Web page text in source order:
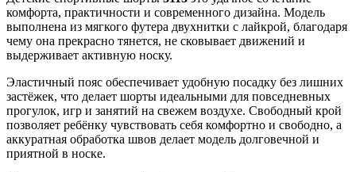
комфорта, практичности и современного дизайна. Модель
выполнена из мягкого футера двухнитки с лайкрой, благодаря
чему она прекрасно тянется, не сковывает движений и
выдерживает активную носку.
Эластичный пояс обеспечивает удобную посадку без лишних
застёжек, что делает шорты идеальными для повседневных
прогулок, игр и занятий на свежем воздухе. Свободный крой
позволяет ребёнку чувствовать себя комфортно и свободно, а
аккуратная обработка швов делает модель долговечной и
приятной в носке.